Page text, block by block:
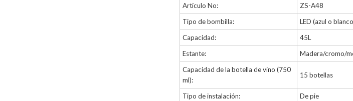
Artículo No:
ZS-A48
Tipo de bombilla:
LED (azul o
Capacidad:
45L
Estante:
Madera/cromo/
Capacidad de la botella de vino (750
ml):
15 botellas
Tipo de instalación:
De pie